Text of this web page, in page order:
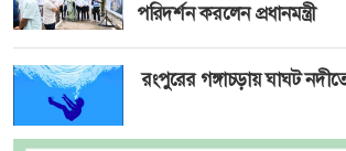
পরিদর্শন করলেন প্রধানমন্ত্রী
রংপুরের গঙ্গাচড়ায় ঘাঘট